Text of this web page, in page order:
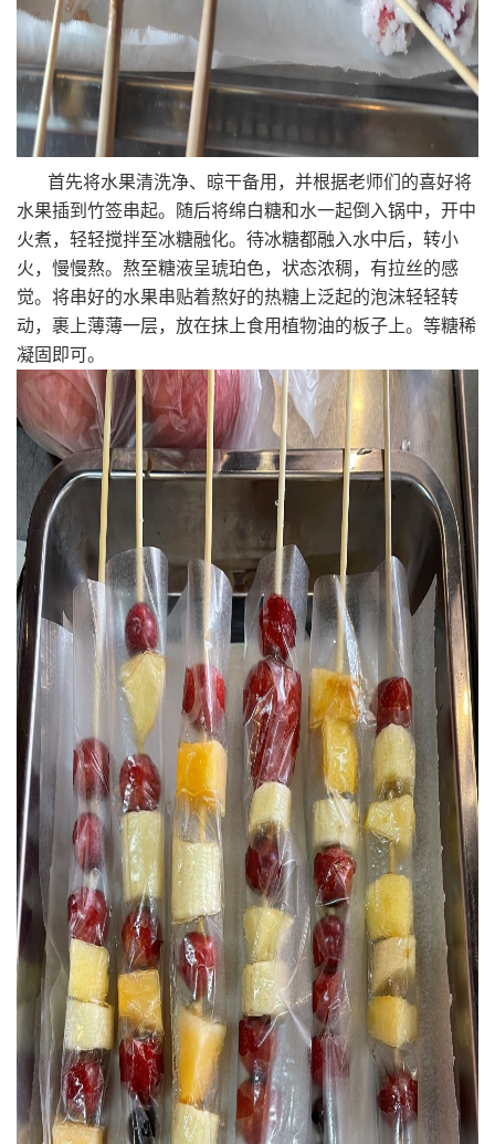
首先将水果清洗净、晾干备用，并根据老师们的喜好将
水果插到竹签串起。随后将绵白糖和水一起倒入锅中，开中
火煮，轻轻搅拌至冰糖融化。待冰糖都融入水中后，转小
火，慢慢熬。熬至糖液呈琥珀色，状态浓稠，有拉丝的感
觉。将串好的水果串贴着熬好的热糖上泛起的泡沫轻轻转
动，裹上薄薄一层，放在抹上食用植物油的板子上。等糖稀
凝固即可。